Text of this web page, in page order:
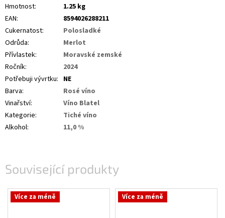
Související produkty
Více za méně Více za méně
Hmotnost:
1.25 kg
EAN:
8594026288211
Cukernatost:
Polosladké
Odrůda:
Merlot
Přívlastek:
Moravské zemské
Ročník:
2024
Potřebuji vývrtku: NE
Barva:
Rosé víno
Vinařství:
Víno Blatel
Kategorie:
Tiché víno
Alkohol: 11,0 %